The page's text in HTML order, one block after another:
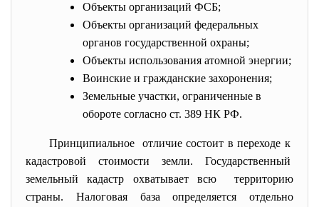
Объекты организаций ФСБ;
Объекты организаций федеральных
органов государственной охраны;
Объекты использования атомной энергии;
Воинские и гражданские захоронения;
Земельные участки, ограниченные в
обороте согласно ст. 389 НК РФ.
Принципиальное отличие состоит в переходе к
кадастровой стоимости земли. Государственный
земельный кадастр охватывает всю территорию
страны. Налоговая база определяется отдельно